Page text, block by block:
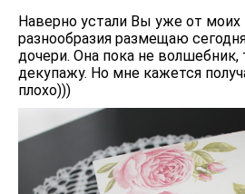
Наверно устали Вы уже от моих
разнообразия размещаю
дочери. Она пока не волшебник,
декупажу. Но мне кажется
плохо)))